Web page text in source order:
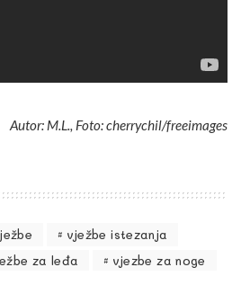
Autor: M.L., Foto: cherrychil/freeimages
vježbe istezanja
za leđa
vjezbe za noge